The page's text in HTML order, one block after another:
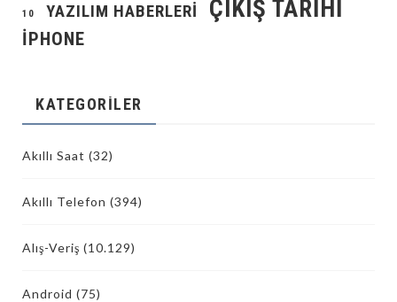
10 YAZILIM HABERLERI ÇIKIŞ TARIHI
İPHONE
KATEGORILER
Akıllı Saat (32)
Akıllı Telefon (394)
Alış-Veriş (10.129)
Android (75)